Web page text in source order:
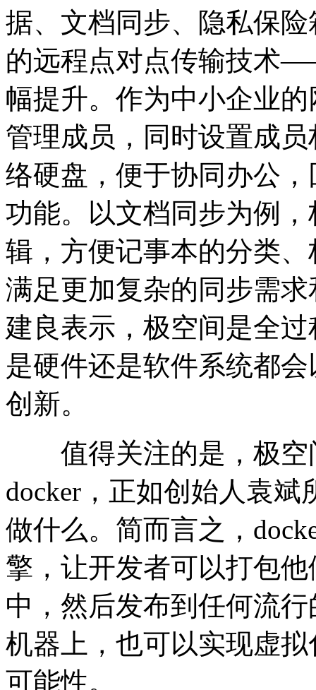
据、文档同步、隐私保
的远程点对点传输技术
幅提升。作为中小企业
管理成员，同时设置成
络硬盘，便于协同办公
功能。以文档同步为例
辑，方便记事本的分类
满足更加复杂的同步需
建良表示，极空间是全
是硬件还是软件系统都
创新。
值得关注的是，极空
docker，正如创始人袁
做什么。简而言之，
擎，让开发者可以打包
中，然后发布到任何流
机器上，也可以实现虚
可能性。